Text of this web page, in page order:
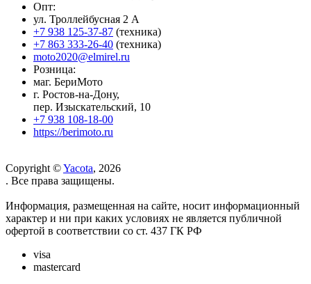
Опт:
ул. Троллейбусная 2 А
+7 938 125-37-87 (техника)
+7 863 333-26-40 (техника)
moto2020@elmirel.ru
Розница:
маг. БериМото
г. Ростов-на-Дону,
пер. Изыскательский, 10
+7 938 108-18-00
https://berimoto.ru
Copyright ©Yacota, 2026
. Все права защищены.
Информация, размещенная на сайте, носит информационный
характер и ни при каких условиях не является публичной
офертой в соответствии со ст. 437 ГК РФ
visa
mastercard